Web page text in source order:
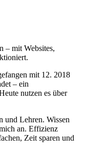
– mit Websites,
mit 12. 2018
– ein
nutzen es über
und Lehren. Wissen
an. Effizienz
Zeit sparen und